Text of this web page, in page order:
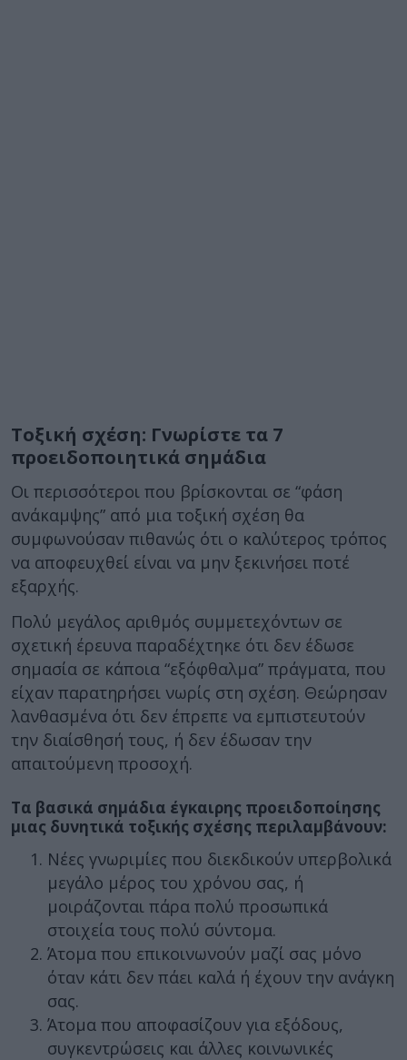
Τοξική σχέση: Γνωρίστε τα 7
προειδοποιητικά σημάδια
Οι περισσότεροι που βρίσκονται σε “φάση
ανάκαμψης” από μια τοξική σχέση θα
συμφωνούσαν πιθανώς ότι ο καλύτερος τρόπος
να αποφευχθεί είναι να μην ξεκινήσει ποτέ
εξαρχής.
Πολύ μεγάλος αριθμός συμμετεχόντων σε
σχετική έρευνα παραδέχτηκε ότι δεν έδωσε
σημασία σε κάποια “εξόφθαλμα” πράγματα, που
είχαν παρατηρήσει νωρίς στη σχέση. Θεώρησαν
λανθασμένα ότι δεν έπρεπε να εμπιστευτούν
την διαίσθησή τους, ή δεν έδωσαν την
απαιτούμενη προσοχή.
Τα βασικά σημάδια έγκαιρης προειδοποίησης
μιας δυνητικά τοξικής σχέσης περιλαμβάνουν:
Νέες γνωριμίες που διεκδικούν υπερβολικά
μεγάλο μέρος του χρόνου σας, ή
μοιράζονται πάρα πολύ προσωπικά
στοιχεία τους πολύ σύντομα.
Άτομα που επικοινωνούν μαζί σας μόνο
όταν κάτι δεν πάει καλά ή έχουν την ανάγκη
σας.
Άτομα που αποφασίζουν για εξόδους,
συγκεντρώσεις και άλλες κοινωνικές